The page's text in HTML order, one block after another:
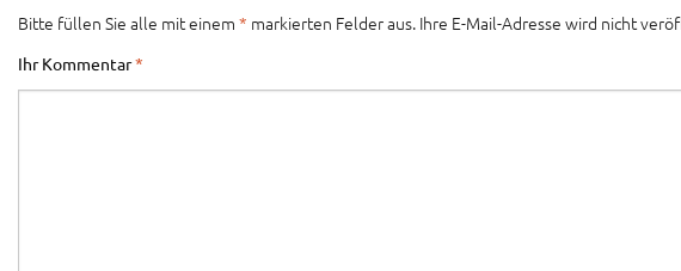
Bitte füllen Sie alle mit einem * markierten Felder aus. Ihre E-Mail-Adresse wird nicht
Ihr Kommentar*